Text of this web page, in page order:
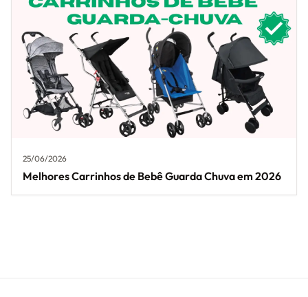
25/06/2026
Melhores Carrinhos de Bebê Guarda Chuva em 2026